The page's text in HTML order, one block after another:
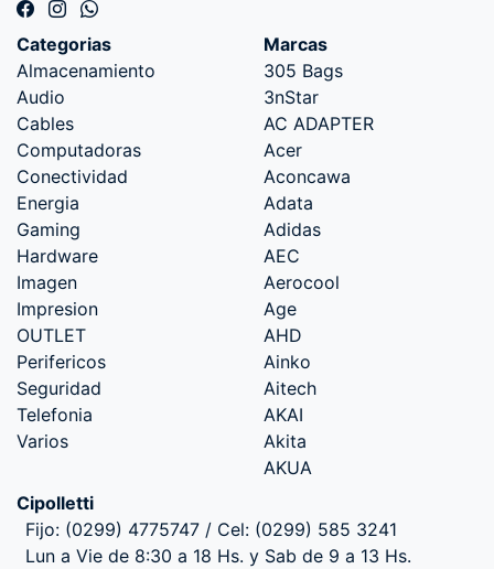
Categorias
Almacenamiento
Audio
Cables
Computadoras
Conectividad
Energia
Gaming
Hardware
Imagen
Impresion
OUTLET
Perifericos
Seguridad
Telefonia
Varios
Marcas
305 Bags
3nStar
AC ADAPTER
Acer
Aconcawa
Adata
Adidas
AEC
Aerocool
Age
AHD
Ainko
Aitech
AKAI
Akita
AKUA
Cipolletti
Fijo: (0299) 4775747 / Cel: (0299) 585 3241
Lun a Vie de 8:30 a 18 Hs. y Sab de 9 a 13 Hs.